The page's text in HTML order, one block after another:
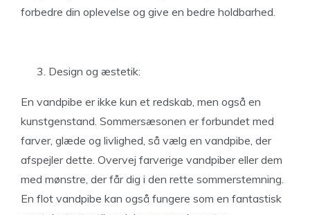
forbedre din oplevelse og give en bedre holdbarhed.
Design og æstetik:
En vandpibe er ikke kun et redskab, men også en
kunstgenstand. Sommersæsonen er forbundet med
farver, glæde og livlighed, så vælg en vandpibe, der
afspejler dette. Overvej farverige vandpiber eller dem
med mønstre, der får dig i den rette sommerstemning.
En flot vandpibe kan også fungere som en fantastisk